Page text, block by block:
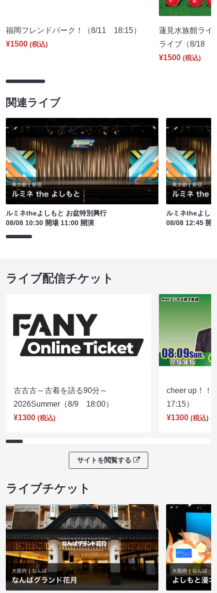
福岡フレンドパーク！（8/11 18:15）
¥1500 (税込)
蓮見水族館ライ
ライブ（8/18
¥1500 (税込)
関連ライブ
ルミネtheよしもと お盆特別興行
08/08 10:30 開場 11:00 開演
ルミネtheよし
08/08 12:45 開
ライブ配信チケット
古古古～古着を語る90分～
2026Summer（8/9 18:00）
¥1300 (税込)
cheer up！
17:15）
¥1300 (税込)
サイトを閲覧する
ライブチケット